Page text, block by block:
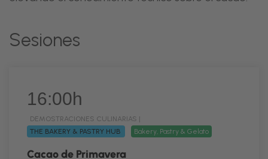
Sesiones
16:00h
DEMOSTRACIONES CULINARIAS |
THE BAKERY & PASTRY HUB
Bakery, Pastry & Gelato
Cacao de Primavera